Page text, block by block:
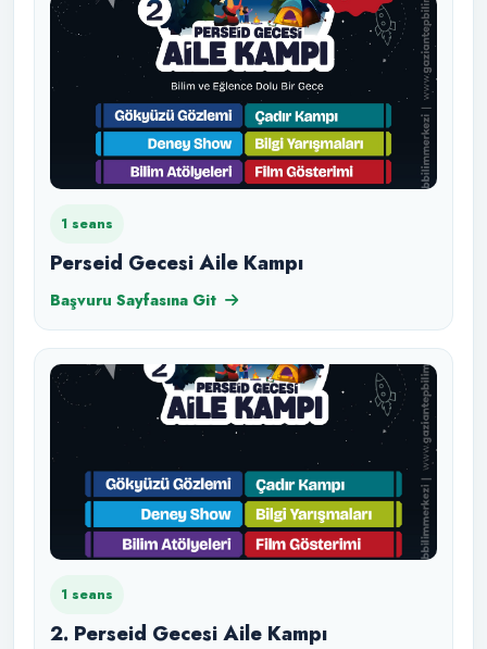
1 seans
Perseid Gecesi Aile Kampı
Başvuru Sayfasına Git
1 seans
2. Perseid Gecesi Aile Kampı